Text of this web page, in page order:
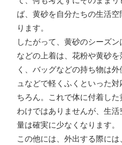
ば、黄砂を自分たちの生活
ります。
したがって、黄砂のシーズ
などの上着は、花粉や黄砂
く、バッグなどの持ち物は
ュなどで軽くふくといった
ちろん。これで体に付着し
わけではありませんが、生
量は確実に少なくなります。
この他には、外出する際に